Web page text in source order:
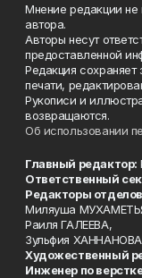
Мнение редакции не
автора.
Авторы несут
предоставленной
Редакция
печати,
Рукописи и
возвращаются.
Об использовании
Главный редактор:
Ответственный
Редакторы
Миляуша
Раиля ГАЛЕЕВА,
Зульфия
Художественный
Инженер по